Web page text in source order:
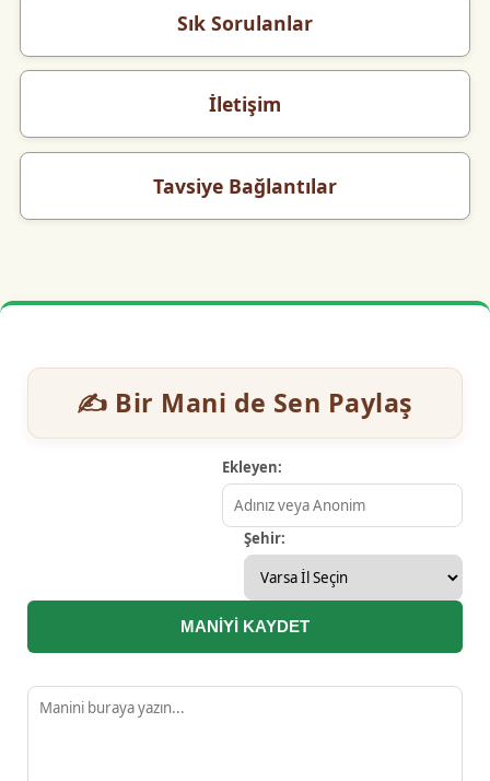
Sık Sorulanlar
İletişim
Tavsiye Bağlantılar
✍️ Bir Mani de Sen Paylaş
Ekleyen:
Şehir:
MANİYİ KAYDET